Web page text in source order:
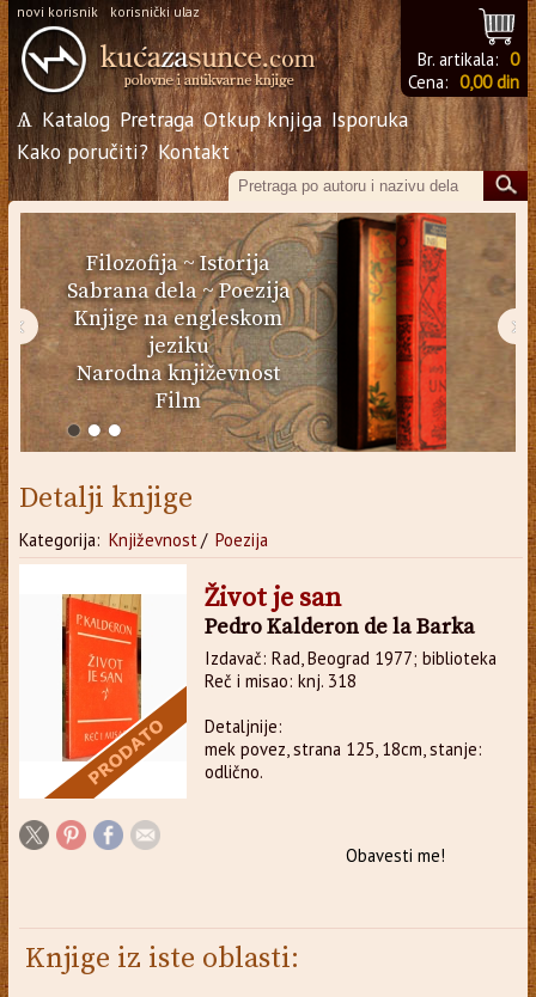
novi korisnik korisnički ulaz
Br. artikala: 0
Cena: 0,00 din
Ѧ Katalog Pretraga Otkup knjiga Isporuka
Kako poručiti? Kontakt
Filozofija~Istorija
Sabrana dela~Poezija
Knjige na engleskom
jeziku
Narodna književnost
Film
‹ ›
Detalji knjige
Kategorija: Književnost/ Poezija
Život je san
Pedro Kalderon de la Barka
Izdavač: Rad, Beograd 1977; biblioteka
Reč i misao: knj. 318
Detaljnije:
mek povez, strana 125, 18cm, stanje:
odlično.
Obavesti me!
Knjige iz iste oblasti: